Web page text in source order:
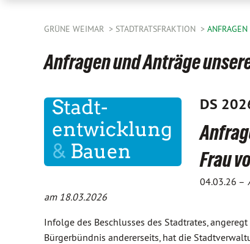
GRÜNE WEIMAR STADTRATSFRAKTION
Anfragen und Anträge
DS
Frau
04.03.26 –
am 18.03.2026
Infolge des Beschlusses des Stadtrates,
Bürgerbündnis andererseits, hat die